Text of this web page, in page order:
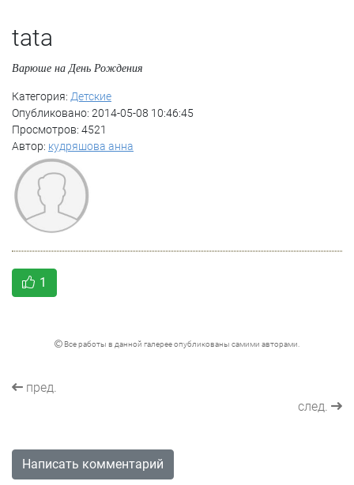
tata
Варюше на День Рождения
Категория: Детские
Опубликовано: 2014-05-08 10:46:45
Просмотров: 4521
Автор: кудряшова анна
1
Все работы в данной галерее опубликованы самими авторами.
пред.
след.
Написать комментарий